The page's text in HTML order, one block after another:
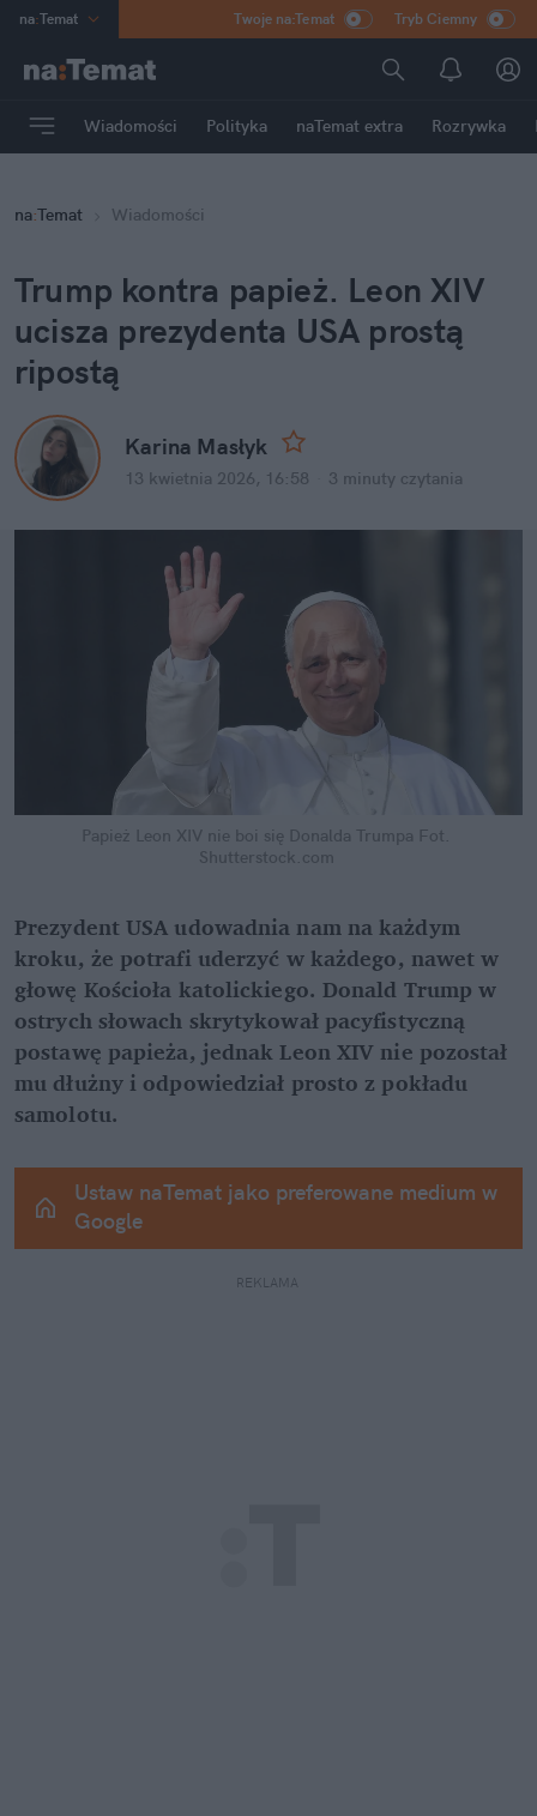
na:Temat
Poland
mama
Rozrywka
Twoje na:Temat Tryb Ciemny
Wiadomości Polityka naTemat extra Rozrywka
na:Temat Wiadomości
Trump kontra papież. Leon XIV
ucisza prezydenta USA prostą
ripostą
Karina Masłyk
13 kwietnia 2026, 16:58 3 minuty czytania
Papież Leon XIV nie boi się Donalda Trumpa Fot.
Shutterstock.com
Prezydent USA udowadnia nam na każdym
kroku, że potrafi uderzyć w każdego, nawet w
głowę Kościoła katolickiego. Donald Trump w
ostrych słowach skrytykował pacyfistyczną
postawę papieża, jednak Leon XIV nie pozostał
mu dłużny i odpowiedział prosto z pokładu
samolotu.
Ustaw naTemat jako preferowane medium w
Google
REKLAMA